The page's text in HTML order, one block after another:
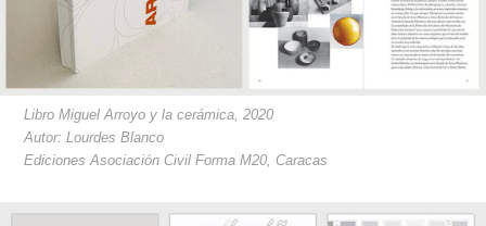
Libro Miguel Arroyo y la cerámica, 2020
Autor: Lourdes Blanco
Ediciones Asociación Civil Forma M20, Caracas